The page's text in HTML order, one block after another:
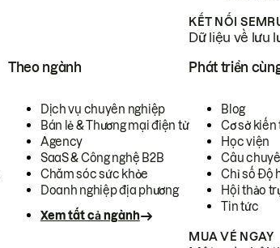
KẾT NỐI
Dữ liệu về lưu
Theo ngành
Dịch vụ chuyên nghiệp
Bán lẻ & Thương mại điện tử
Agency
SaaS & Công nghệ B2B
Chăm sóc sức khỏe
Doanh nghiệp địa phương
Xem tất cả ngành
Phát triển
Blog
Cơ sở kiến
Học viện
Câu
Chỉ số Độ
Hội thảo
Tin tức
MUA VÉ NGAY